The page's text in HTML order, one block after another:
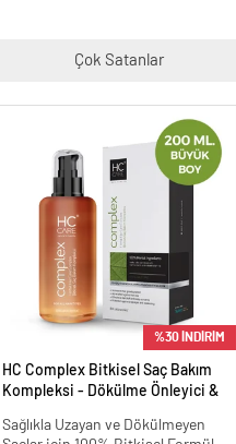
Çok Satanlar
%30 İNDİRİM
HC Complex Bitkisel Saç Bakım
Kompleksi - Dökülme Önleyici &
200 ml.
Sağlıkla Uzayan ve Dökülmeyen